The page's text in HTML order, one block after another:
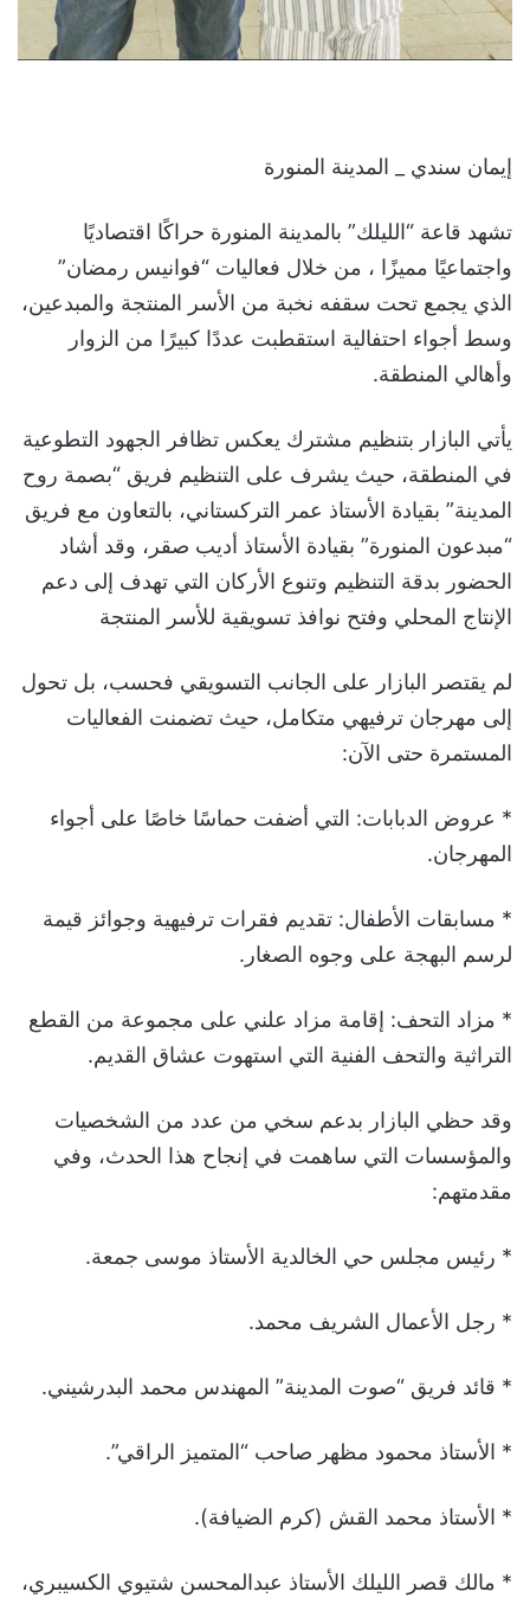
إيمان سندي _ المدينة المنورة
تشهد قاعة “الليلك” بالمدينة المنورة حراكًا اقتصاديًا
واجتماعيًا مميزًا ، من خلال فعاليات “فوانيس رمضان”
الذي يجمع تحت سقفه نخبة من الأسر المنتجة والمبدعين،
وسط أجواء احتفالية استقطبت عددًا كبيرًا من الزوار
وأهالي المنطقة.
يأتي البازار بتنظيم مشترك يعكس تظافر الجهود التطوعية
في المنطقة، حيث يشرف على التنظيم فريق “بصمة روح
المدينة” بقيادة الأستاذ عمر التركستاني، بالتعاون مع فريق
“مبدعون المنورة” بقيادة الأستاذ أديب صقر، وقد أشاد
الحضور بدقة التنظيم وتنوع الأركان التي تهدف إلى دعم
الإنتاج المحلي وفتح نوافذ تسويقية للأسر المنتجة
لم يقتصر البازار على الجانب التسويقي فحسب، بل تحول
إلى مهرجان ترفيهي متكامل، حيث تضمنت الفعاليات
المستمرة حتى الآن:
* عروض الدبابات: التي أضفت حماسًا خاصًا على أجواء
المهرجان.
* مسابقات الأطفال: تقديم فقرات ترفيهية وجوائز قيمة
لرسم البهجة على وجوه الصغار.
* مزاد التحف: إقامة مزاد علني على مجموعة من القطع
التراثية والتحف الفنية التي استهوت عشاق القديم.
وقد حظي البازار بدعم سخي من عدد من الشخصيات
والمؤسسات التي ساهمت في إنجاح هذا الحدث، وفي
مقدمتهم:
* رئيس مجلس حي الخالدية الأستاذ موسى جمعة.
* رجل الأعمال الشريف محمد.
* قائد فريق “صوت المدينة” المهندس محمد البدرشيني.
* الأستاذ محمود مظهر صاحب “المتميز الراقي”.
* الأستاذ محمد القش (كرم الضيافة).
* مالك قصر الليلك الأستاذ عبدالمحسن شتيوي الكسيبري،